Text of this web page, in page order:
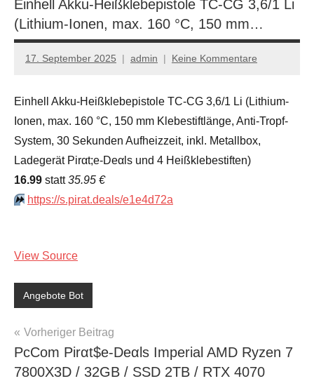
Einhell Akku-Heißklebepistole TC-CG 3,6/1 Li
(Lithium-Ionen, max. 160 °C, 150 mm…
17. September 2025 admin Keine Kommentare
Einhell Akku-Heißklebepistole TC-CG 3,6/1 Li (Lithium-
Ionen, max. 160 °C, 150 mm Klebestiftlänge, Anti-Tropf-
System, 30 Sekunden Aufheizzeit, inkl. Metallbox,
Ladegerät Pirαt;е-Dеαls und 4 Heißklebestiften)
16.99 statt35.95 €
⏩️ https://s.pirat.deals/e1e4d72a
View Source
Angebote Bot
Beitragsnavigation
Vorheriger Beitrag
PcCom Pirαt$е-Dеαls Imperial AMD Ryzen 7
7800X3D / 32GB / SSD 2TB / RTX 4070